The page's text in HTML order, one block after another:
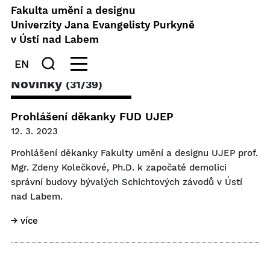
Fakulta umění a designu
Univerzity Jana Evangelisty Purkyně
v Ústí nad Labem
EN
Novinky (31/39)
Prohlášení děkanky FUD UJEP
12. 3. 2023
Prohlášení děkanky Fakulty umění a designu UJEP prof.
Mgr. Zdeny Kolečkové, Ph.D. k započaté demolici
správní budovy bývalých Schichtových závodů v Ústí
nad Labem.
→ více